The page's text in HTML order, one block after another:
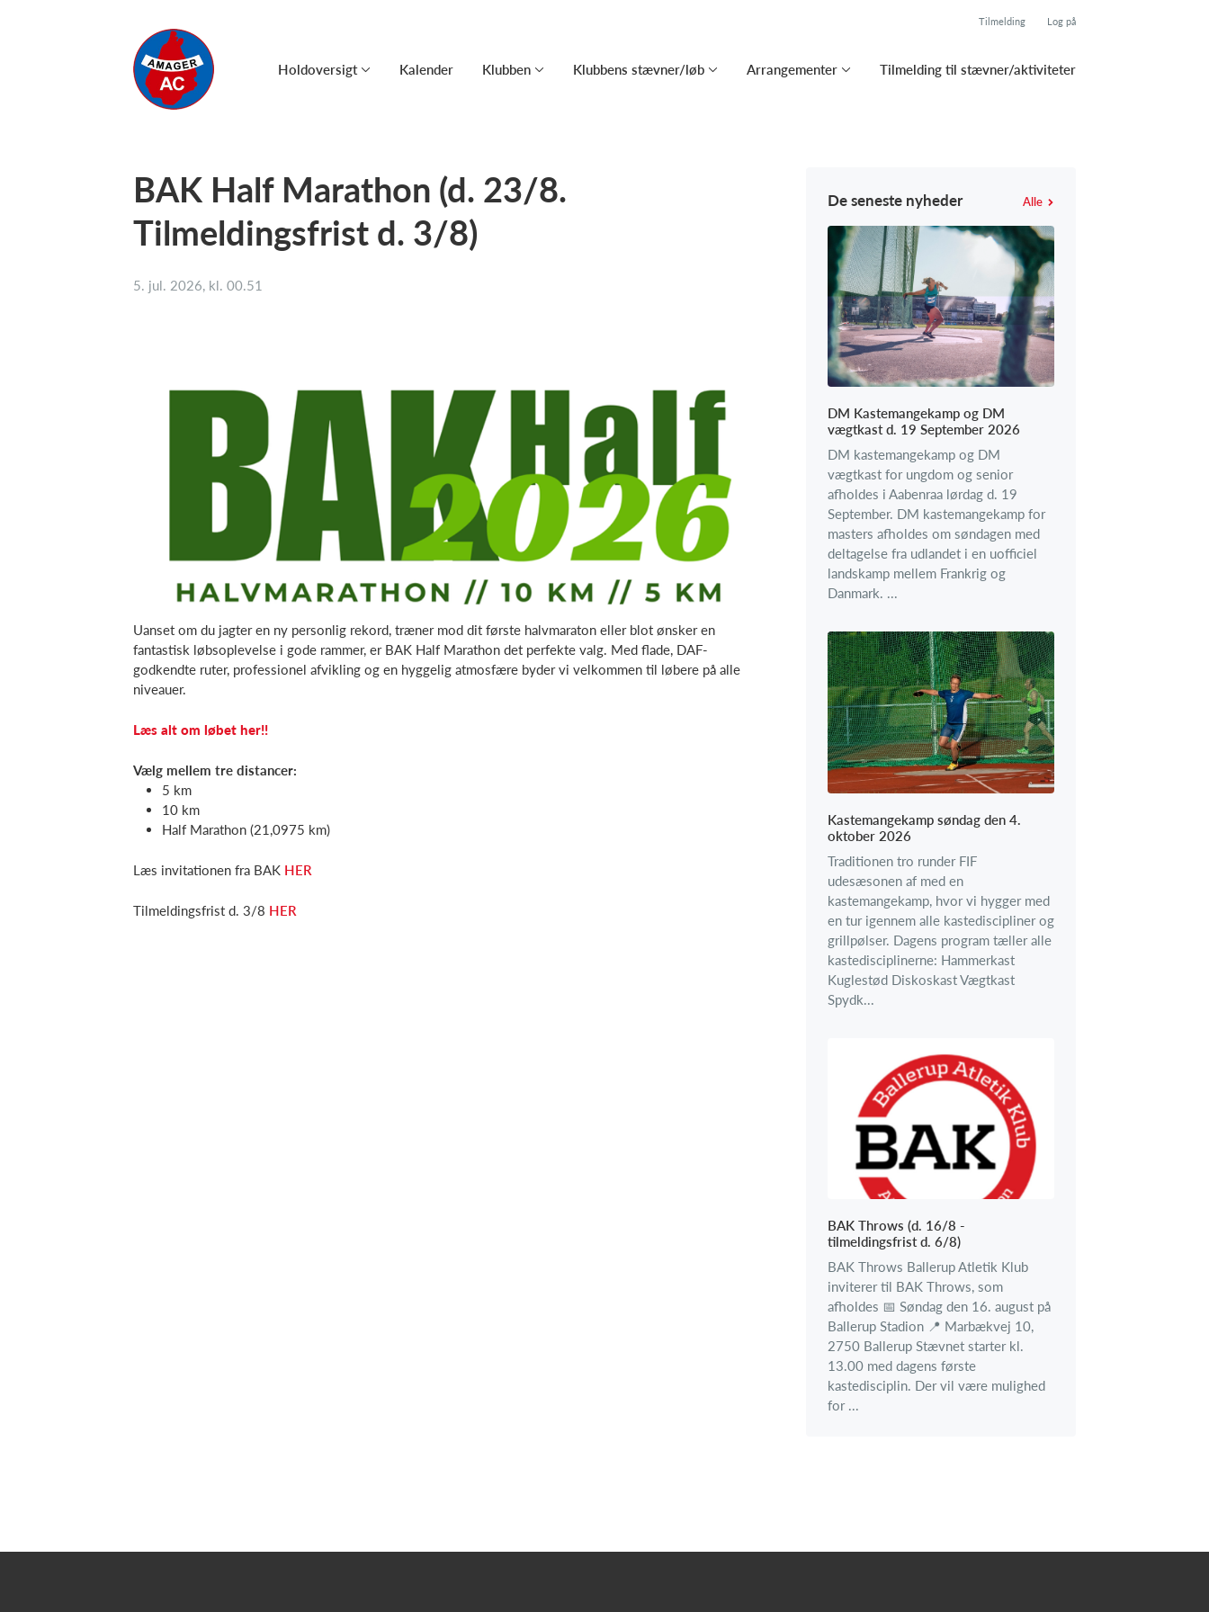
Tilmelding Log på
Holdoversigt Kalender Klubben Klubbens stævner/løb Arrangementer Tilmelding til stævner/aktiviteter
BAK Half Marathon (d. 23/8.
Tilmeldingsfrist d. 3/8)
5. jul. 2026, kl. 00.51
Uanset om du jagter en ny personlig rekord, træner mod dit første halvmaraton eller blot ønsker en
fantastisk løbsoplevelse i gode rammer, er BAK Half Marathon det perfekte valg. Med flade, DAF-
godkendte ruter, professionel afvikling og en hyggelig atmosfære byder vi velkommen til løbere på alle
niveauer.
Læs alt om løbet her!!
Vælg mellem tre distancer:
5 km
10 km
Half Marathon (21,0975 km)
Læs invitationen fra BAK HER
Tilmeldingsfrist d. 3/8 HER
De seneste nyheder Alle
DM Kastemangekamp og DM
vægtkast d. 19 September 2026
DM kastemangekamp og DM
vægtkast for ungdom og senior
afholdes i Aabenraa lørdag d. 19
September. DM kastemangekamp for
masters afholdes om søndagen med
deltagelse fra udlandet i en uofficiel
landskamp mellem Frankrig og
Danmark. ...
Kastemangekamp søndag den 4.
oktober 2026
Traditionen tro runder FIF
udesæsonen af med en
kastemangekamp, hvor vi hygger med
en tur igennem alle kastediscipliner og
grillpølser. Dagens program tæller alle
kastedisciplinerne: Hammerkast
Kuglestød Diskoskast Vægtkast
Spydk...
BAK Throws (d. 16/8 -
tilmeldingsfrist d. 6/8)
BAK Throws Ballerup Atletik Klub
inviterer til BAK Throws, som
afholdes 📅 Søndag den 16. august på
Ballerup Stadion 📍 Marbækvej 10,
2750 Ballerup Stævnet starter kl.
13.00 med dagens første
kastedisciplin. Der vil være mulighed
for ...